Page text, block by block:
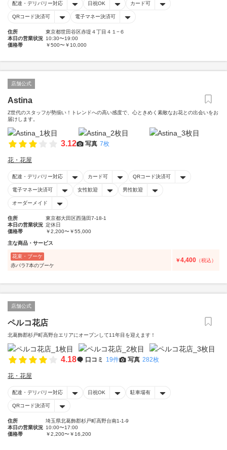
配達・デリバリー対応 日祝OK カード可
QRコード決済可 電子マネー決済可
住所
東京都世田谷区赤堤４丁目４１−６
本日の営業状況 10:30〜19:00
価格帯
￥500〜￥10,000
店舗公式
Astina
Z世代のスタッフが勢揃い！トレンドへの高い感度で、心ときめく素敵なお花との出会いをお
届けします。
3.12 写真 7枚
花・花屋
配達・デリバリー対応 カード可 QRコード決済可
電子マネー決済可 女性歓迎 男性歓迎
オーダーメイド
住所
東京都大田区西蒲田7-18-1
本日の営業状況 定休日
価格帯
￥2,200〜￥55,000
主な商品・サービス
花束・ブーケ
赤バラ7本のブーケ
￥4,400 （税込）
店舗公式
ペルコ花店
北葛飾郡杉戸町高野台エリアにオープンして11年目を迎えます！
4.18 口コミ 19件 写真 282枚
花・花屋
配達・デリバリー対応 日祝OK 駐車場有
QRコード決済可
住所
埼玉県北葛飾郡杉戸町高野台南1-1-9
本日の営業状況 10:00〜17:00
価格帯
￥2,200〜￥16,200